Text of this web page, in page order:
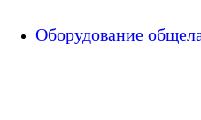
Оборудование